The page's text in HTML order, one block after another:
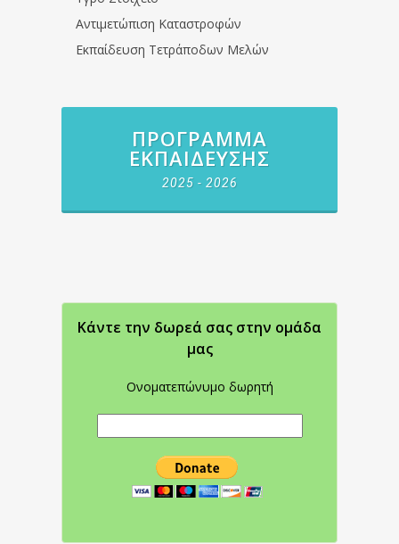
Αντιμετώπιση Καταστροφών
Εκπαίδευση Τετράποδων Μελών
ΠΡΌΓΡΑΜΜΑ
ΕΚΠΑΊΔΕΥΣΗΣ
2025 - 2026
Κάντε την δωρεά σας στην oμάδα
μας
Ονοματεπώνυμο δωρητή